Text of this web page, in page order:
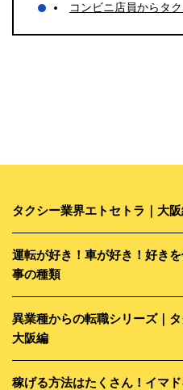
コンビニ店員からタ
タクシー業界エトセトラ｜大
運転が好き！車が好き！好き
事の種類
異業種からの転職シリーズ｜
大阪編
稼げる方法はたくさん！イマ